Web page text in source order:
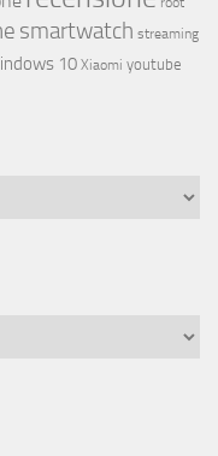
smartwatch streaming
10 Xiaomi youtube